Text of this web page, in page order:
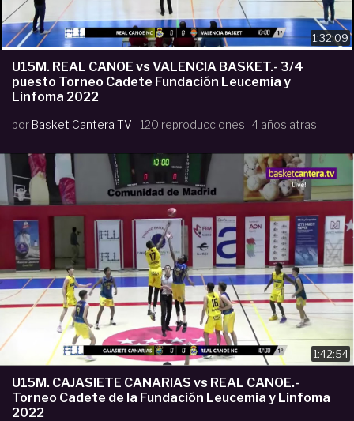
1:32:09
U15M. REAL CANOE vs VALENCIA BASKET.- 3/4
puesto Torneo Cadete Fundación Leucemia y
Linfoma 2022
por Basket Cantera TV 120 reproducciones 4 años atras
1:42:54
U15M. CAJASIETE CANARIAS vs REAL CANOE.-
Torneo Cadete de la Fundación Leucemia y Linfoma
2022